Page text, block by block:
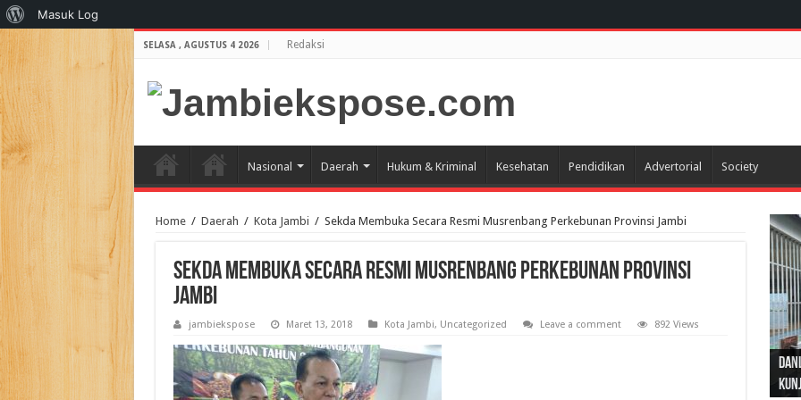
SELASA , AGUSTUS 4 2026 Redaksi
Nasional Daerah Hukum & Kriminal Kesehatan Pendidikan Advertorial Society
Home / Daerah / Kota Jambi / Sekda Membuka Secara Resmi Musrenbang Perkebunan Provinsi Jambi
Sekda Membuka Secara Resmi Musrenbang Perkebunan Provinsi
Jambi
jambiekspose Maret 13, 2018 Kota Jambi, Uncategorized Leave a comment 892 Views
Tentang
WordPress
Masuk Log